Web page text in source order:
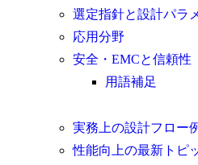
選定指針と設計パラ
応用分野
安全・EMCと信頼性
用語補足
実務上の設計フロー
性能向上の最新トピ